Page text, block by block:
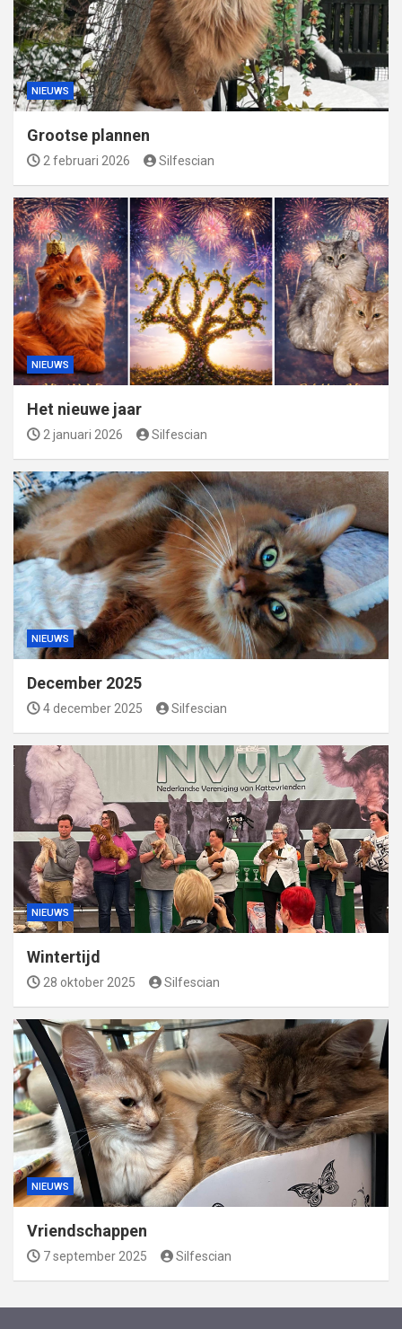
NIEUWS
Grootse plannen
2 februari 2026 Silfescian
NIEUWS
Het nieuwe jaar
2 januari 2026 Silfescian
NIEUWS
December 2025
4 december 2025 Silfescian
NIEUWS
Wintertijd
28 oktober 2025 Silfescian
NIEUWS
Vriendschappen
7 september 2025 Silfescian